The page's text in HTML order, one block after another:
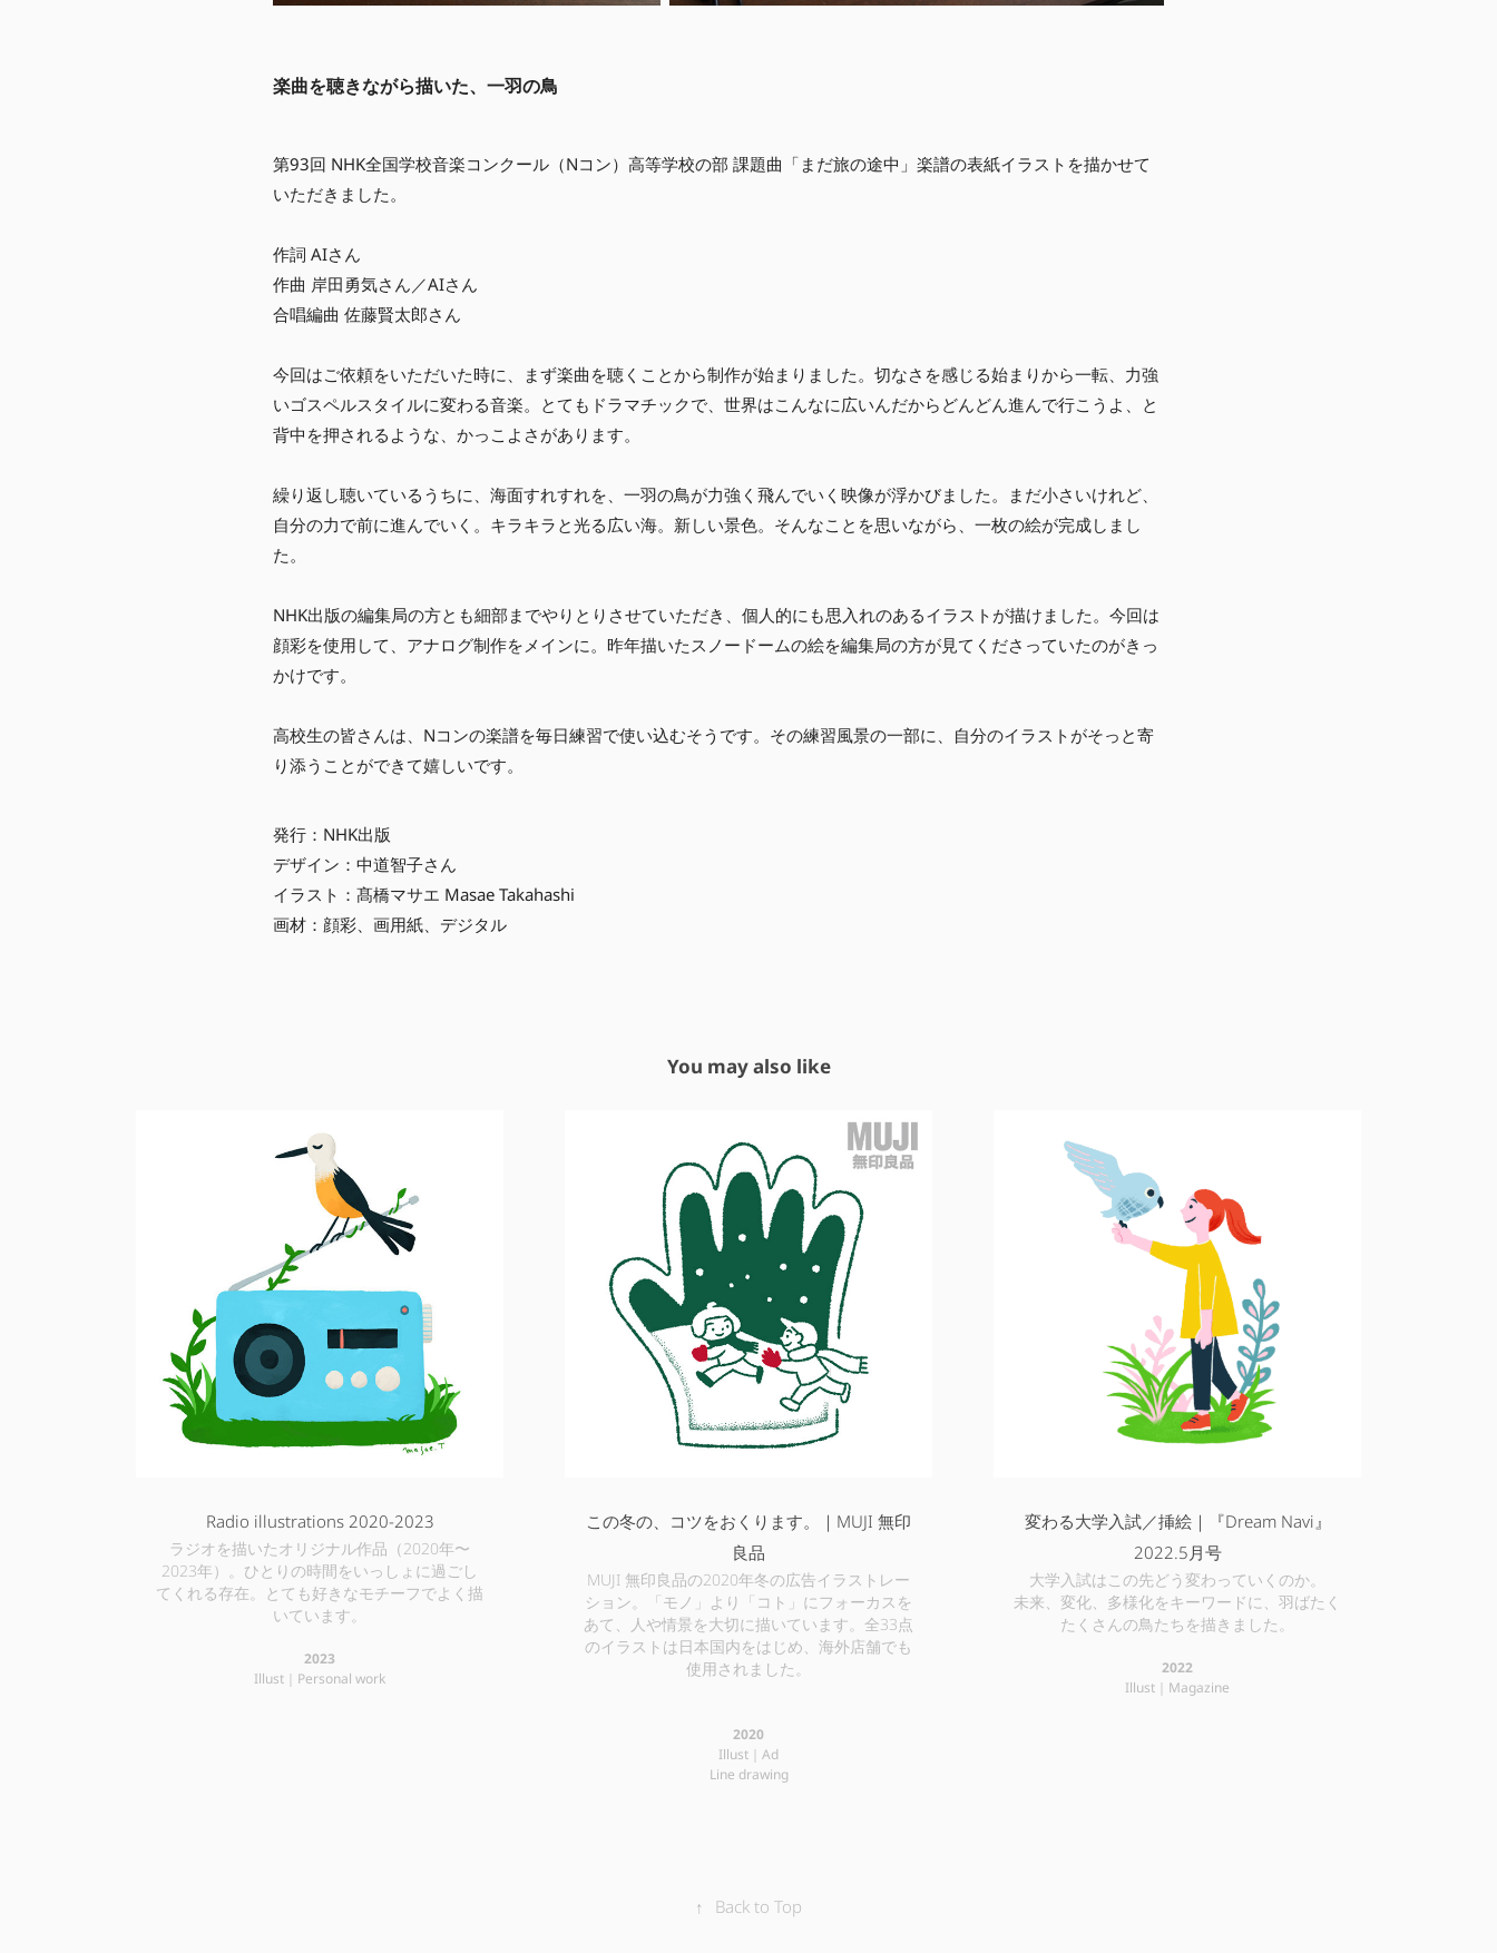
楽曲を聴きながら描いた、一羽の鳥
第93回 NHK全国学校音楽コンクール（Nコン）高等学校の部 課題曲「まだ旅の途中」楽譜の表紙イラストを描かせて
いただきました。
作詞 AIさん
作曲 岸田勇気さん／AIさん
合唱編曲 佐藤賢太郎さん
今回はご依頼をいただいた時に、まず楽曲を聴くことから制作が始まりました。切なさを感じる始まりから一転、力強
いゴスペルスタイルに変わる音楽。とてもドラマチックで、世界はこんなに広いんだからどんどん進んで行こうよ、と
背中を押されるような、かっこよさがあります。
繰り返し聴いているうちに、海面すれすれを、一羽の鳥が力強く飛んでいく映像が浮かびました。まだ小さいけれど、
自分の力で前に進んでいく。キラキラと光る広い海。新しい景色。そんなことを思いながら、一枚の絵が完成しまし
た。
NHK出版の編集局の方とも細部までやりとりさせていただき、個人的にも思入れのあるイラストが描けました。今回は
顔彩を使用して、アナログ制作をメインに。昨年描いたスノードームの絵を編集局の方が見てくださっていたのがきっ
かけです。
高校生の皆さんは、Nコンの楽譜を毎日練習で使い込むそうです。その練習風景の一部に、自分のイラストがそっと寄
り添うことができて嬉しいです。
発行：NHK出版
デザイン：中道智子さん
イラスト：髙橋マサエ Masae Takahashi
画材：顔彩、画用紙、デジタル
You may also like
Radio illustrations 2020-2023
ラジオを描いたオリジナル作品（2020年〜
2023年）。ひとりの時間をいっしょに過ごし
てくれる存在。とても好きなモチーフでよく描
いています。
2023
Illust｜Personal work
この冬の、コツをおくります。｜MUJI 無印
良品
MUJI 無印良品の2020年冬の広告イラストレー
ション。「モノ」より「コト」にフォーカスを
あて、人や情景を大切に描いています。全33点
のイラストは日本国内をはじめ、海外店舗でも
使用されました。
2020
Illust｜Ad
Line drawing
変わる大学入試／挿絵｜『Dream Navi』
2022.5月号
大学入試はこの先どう変わっていくのか。
未来、変化、多様化をキーワードに、羽ばたく
たくさんの鳥たちを描きました。
2022
Illust｜Magazine
↑ Back to Top